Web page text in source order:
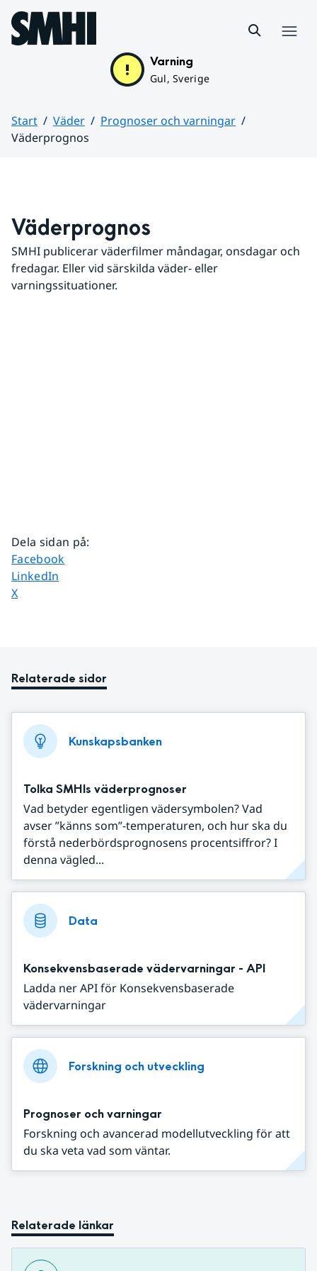
Hoppa till sidans innehåll
Varning
Gul, Sverige
Start Väder
Prognoser och varningar
Väderprognos
Väderprognos
SMHI publicerar väderfilmer måndagar, onsdagar och
fredagar. Eller vid särskilda väder- eller
varningssituationer.
Dela sidan på:
Dela sidan på
Facebook
Dela sidan på
LinkedIn
Dela sidan på
X
Relaterade sidor
Kunskapsbanken
Tolka SMHIs väderprognoser
Vad betyder egentligen vädersymbolen? Vad
avser ”känns som”-temperaturen, och hur ska du
förstå nederbördsprognosens procentsiffror? I
denna vägled...
Data
Konsekvensbaserade vädervarningar - API
Ladda ner API för Konsekvensbaserade
vädervarningar
Forskning och utveckling
Prognoser och varningar
Forskning och avancerad modellutveckling för att
du ska veta vad som väntar.
Relaterade länkar